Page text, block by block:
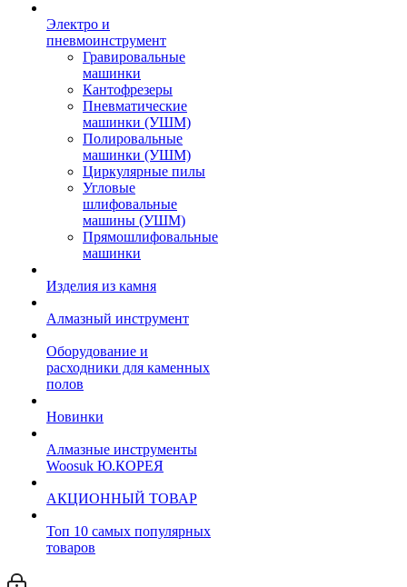
Электро и
пневмоинструмент
Гравировальные
машинки
Кантофрезеры
Пневматические
машинки (УШМ)
Полировальные
машинки (УШМ)
Циркулярные пилы
Угловые
шлифовальные
машины (УШМ)
Прямошлифовальные
машинки
Изделия из камня
Алмазный инструмент
Оборудование и
расходники для каменных
полов
Новинки
Алмазные инструменты
Woosuk Ю.КОРЕЯ
АКЦИОННЫЙ ТОВАР
Топ 10 самых популярных
товаров